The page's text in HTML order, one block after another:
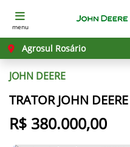
menu
Agrosul Rosário
JOHN DEERE
TRATOR JOHN
R$ 380.000,00